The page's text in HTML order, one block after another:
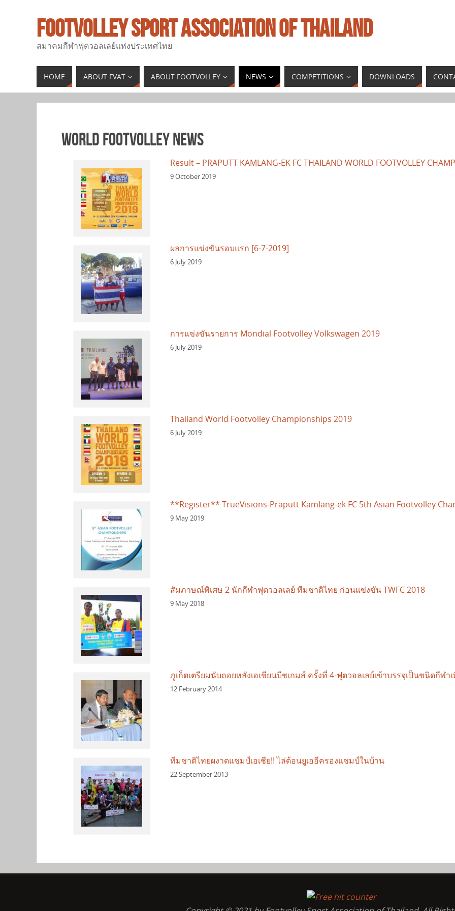
FOOTVOLLEY SPORT ASSOCIATION OF THAILAND
สมาคมกีฬาฟุตวอลเลย์แห่งประเทศไทย
HOME ABOUT FVAT ABOUT FOOTVOLLEY NEWS COMPETITIONS DOWNLOADS
World Footvolley News
Result – PRAPUTT KAMLANG-EK FC THAILAND WORLD FOOTVOLLEY
9 October 2019
ผลการแข่งขันรอบแรก [6-7-2019]
6 July 2019
การแข่งขันรายการ Mondial Footvolley Volkswagen 2019
6 July 2019
Thailand World Footvolley Championships 2019
6 July 2019
**Register** TrueVisions-Praputt Kamlang-ek FC 5th Asian Footvolley
9 May 2019
สัมภาษณ์พิเศษ 2 นักกีฬาฟุตวอลเลย์ ทีมชาติไทย ก่อนแข่งขัน TWFC 2018
9 May 2018
ภูเก็ตเตรียมนับถอยหลังเอเชียนบีชเกมส์ ครั้งที่ 4-ฟุตวอลเลย์เข้าบรรจุเป็นชนิดกีฬา
12 February 2014
ทีมชาติไทยผงาดแชมป์เอเชีย!! ไล่ต้อนยูเออีครองแชมป์ในบ้าน
22 September 2013